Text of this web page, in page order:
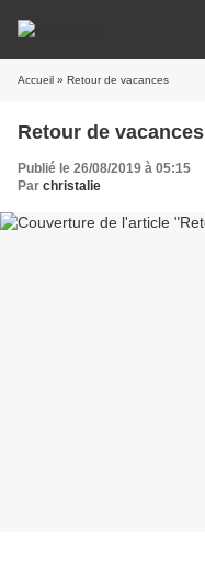
Accueil » Retour de vacances
Retour de vacances
Publié le 26/08/2019 à 05:15
Par christalie